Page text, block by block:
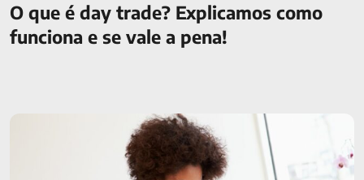
O que é day trade? Explicamos como
funciona e se vale a pena!
O que fazer com o valor do primeiro salário?